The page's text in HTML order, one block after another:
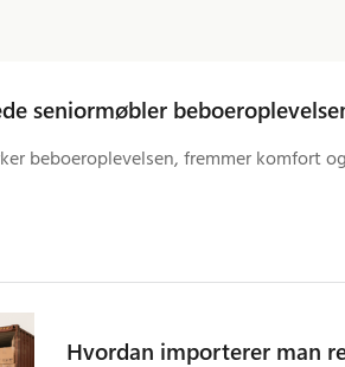
seniormøbler
beboeroplevelsen, fremmer komfort
Hvordan importerer man